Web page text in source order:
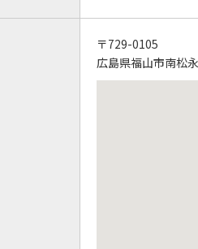
〒729-0105
広島県福山市南松